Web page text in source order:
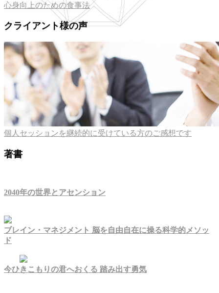
心身向上のための食事法
クライアント様の声
個人セッションを継続的に受けている方のご感想です
著書
2040年の世界とアセンション
ブレイン・マネジメント 脳を自由自在に操る科学的メソッ
ド
今ひきこもりの君へおくる 踏み出す勇気